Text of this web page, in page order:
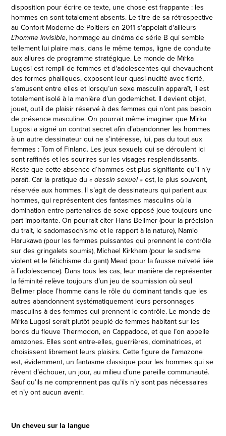
disposition pour écrire ce texte, une chose est frappante : les
hommes en sont totalement absents. Le titre de sa rétrospective
au Confort Moderne de Poitiers en 2011 s'appelait d'ailleurs
L’homme invisible, hommage au cinéma de série B qui semble
tellement lui plaire mais, dans le même temps, ligne de conduite
aux allures de programme stratégique. Le monde de Mïrka
Lugosi est rempli de femmes et d'adolescentes qui chevauchent
des formes phalliques, exposent leur quasi-nudité avec fierté,
s’amusent entre elles et lorsqu’un sexe masculin apparaît, il est
totalement isolé à la manière d’un godemichet. Il devient objet,
jouet, outil de plaisir réservé à des femmes qui n’ont pas besoin
de présence masculine. On pourrait même imaginer que Mïrka
Lugosi a signé un contrat secret afin d’abandonner les hommes
à un autre dessinateur qui ne s’intéresse, lui, pas du tout aux
femmes : Tom of Finland. Les jeux sexuels qui se déroulent ici
sont raffinés et les sourires sur les visages resplendissants.
Reste que cette absence d’hommes est plus signifiante qu’il n’y
paraît. Car la pratique du« dessin sexuel »est, le plus souvent,
réservée aux hommes. Il s’agit de dessinateurs qui parlent aux
hommes, qui représentent des fantasmes masculins où la
domination entre partenaires de sexe opposé joue toujours une
part importante. On pourrait citer Hans Bellmer (pour la précision
du trait, le sadomasochisme et le rapport à la nature), Namio
Harukawa (pour les femmes puissantes qui prennent le contrôle
sur des gringalets soumis), Michael Kirkham (pour le sadisme
violent et le fétichisme du gant) Mead (pour la fausse naïveté liée
à l’adolescence). Dans tous les cas, leur manière de représenter
la féminité relève toujours d’un jeu de soumission où seul
Bellmer place l’homme dans le rôle du dominant tandis que les
autres abandonnent systématiquement leurs personnages
masculins à des femmes qui prennent le contrôle. Le monde de
Mïrka Lugosi serait plutôt peuplé de femmes habitant sur les
bords du fleuve Thermodon, en Cappadoce, et que l’on appelle
amazones. Elles sont entre-elles, guerrières, dominatrices, et
choisissent librement leurs plaisirs. Cette figure de l’amazone
est, évidemment, un fantasme classique pour les hommes qui se
rêvent d’échouer, un jour, au milieu d’une pareille communauté.
Sauf qu’ils ne comprennent pas qu’ils n’y sont pas nécessaires
et n’y ont aucun avenir.
Un cheveu sur la langue